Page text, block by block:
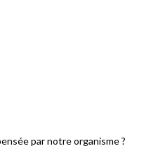
par notre organisme ?